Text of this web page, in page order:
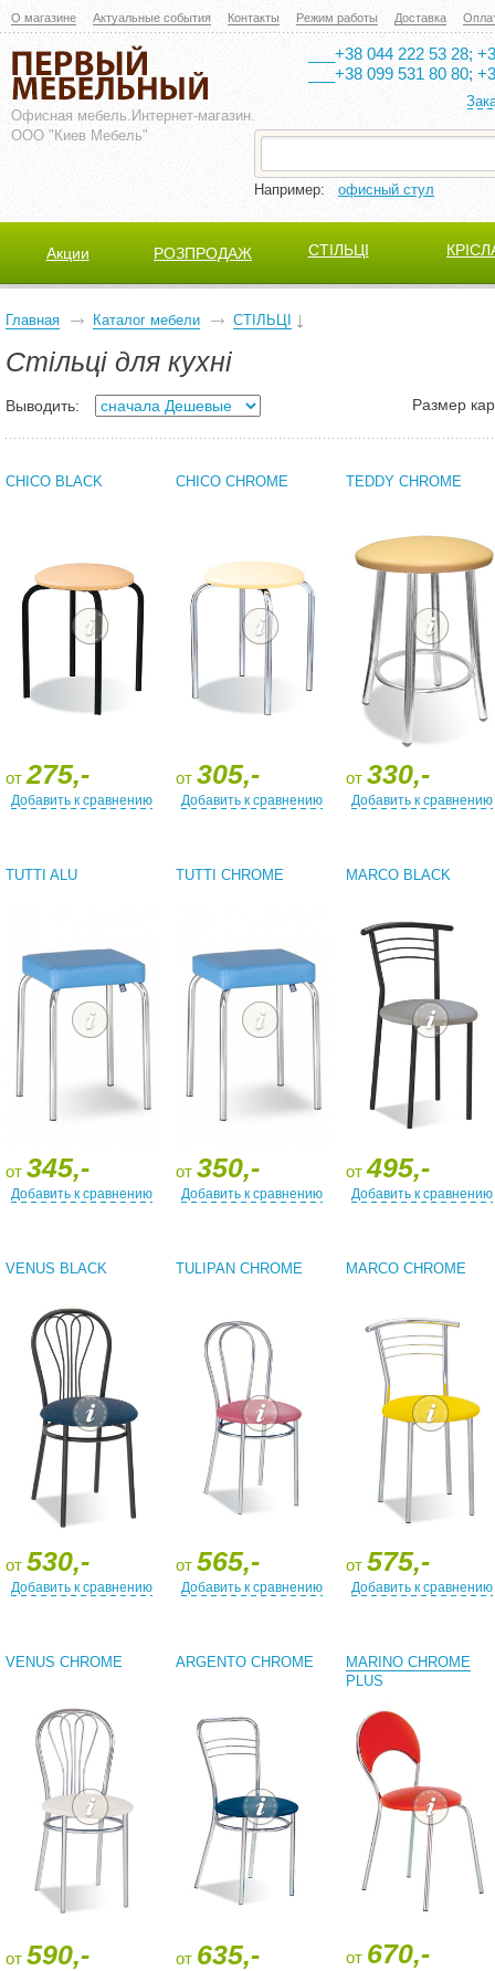
О магазине Актуальные события Контакты Режим работы Доставка
Офисная мебель. Интернет-магазин.
ООО "Киев Мебель"
___+38 044 222 53 28;
___+38 099 531 80 80;
Например: офисный стул
Акции РОЗПРОДАЖ СТІЛЬЦІ
Главная Каталог мебели СТІЛЬЦІ
Стільці для кухні
Выводить: Размер
CHICO BLACK
от275,-
Добавить к сравнению
CHICO CHROME
от 305,-
Добавить к сравнению
TEDDY CHROME
от 330,-
Добавить к сравнению
TUTTI ALU
от 345,-
Добавить к сравнению
TUTTI CHROME
от 350,-
Добавить к сравнению
MARCO BLACK
от495,-
Добавить к сравнению
VENUS BLACK
от 530,-
Добавить к сравнению
TULIPAN CHROME
от 565,-
Добавить к сравнению
MARCO CHROME
от 575,-
Добавить к сравнению
VENUS CHROME
от 590,-
ARGENTO CHROME
от 635,-
MARINO CHROME
PLUS
от 670,-